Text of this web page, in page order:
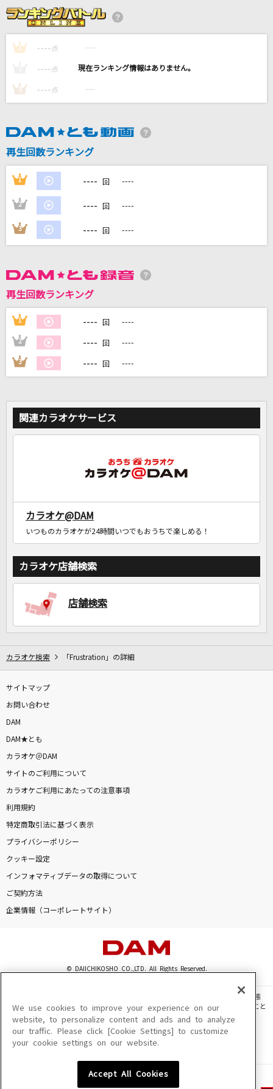
Vaundy
[生音]ハッピーエンド
back number
きっと大丈夫
Superfly
カラオケ最新情報をチェック！
1 ---- 点 ----
---- 点 ----
3 ---- 点 ----
再生回数ランキング
1 ---- 回 ----
2 ---- 回 ----
3 ---- 回 ----
再生回数ランキング
1 ---- 回 ----
2 ---- 回 ----
3 ---- 回 ----
関連カラオケサービス
カラオケ@DAM
いつものカラオケが24時間いつでもおうちで楽しめる！
カラオケ店舗検索
店舗検索
カラオケ検索 「Frustration」の詳細
サイトマップ
お問い合わせ
DAM
DAM★とも
カラオケ＠DAM
サイトのご利用について
カラオケご利用にあたっての注意事項
利用規約
特定商取引法に基づく表示
プライバシーポリシー
クッキー設定
インフォマティブデータの取得について
ご契約方法
企業情報（コーポレートサイト）
© DAIICHIKOSHO CO.,LTD. All Rights Reserved.
このサイトに掲載されている一切の文章・画像・写真・動画・音声等を、手段や形態
を問わず、著作権法の定める範囲を超えて無断で複製、転載、ファイル化などすること
を禁じます。
楽曲及びコンテンツは、機種によりご利用いただけない場合があります。
楽曲及びコンテンツの配信日、配信内容が変更になる場合があります。
We use cookies to improve your experience on our
website, to personalize content and ads and to analyze
our traffic. Please click [Cookie Settings] to customize
your cookie settings on our website.
Accept All Cookies